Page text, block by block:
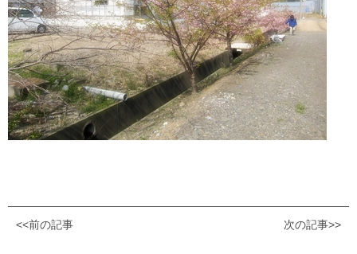
<<前の記事 次の記事>>